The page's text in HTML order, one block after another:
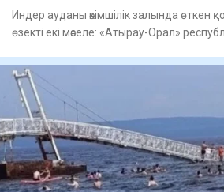
Индер ауданы әкімшілік залында өткен
өзекті екі мәселе: «Атырау-Орал»